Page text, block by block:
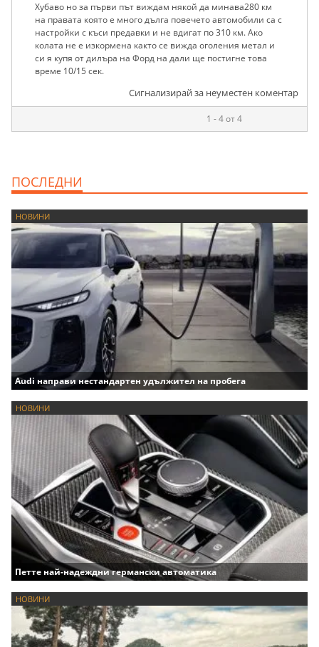
Хубаво но за първи път виждам някой да минава280 км
на правата която е много дълга повечето автомобили са с
настройки с къси предавки и не вдигат по 310 км. Ако
колата не е изкормена както се вижда оголения метал и
си я купя от дилъра на Форд на дали ще постигне това
време 10/15 сек.
Сигнализирай за неуместен коментар
1 - 4 от 4
ПОСЛЕДНИ
НОВИНИ
Audi направи нестандартен удължител на пробега
НОВИНИ
Петте най-надеждни германски автоматика
НОВИНИ